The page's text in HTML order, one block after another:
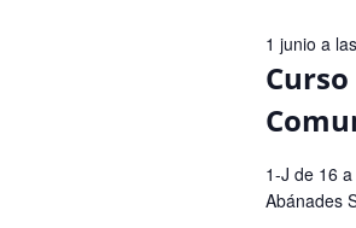
1 junio a
1-J de 16
Abánades